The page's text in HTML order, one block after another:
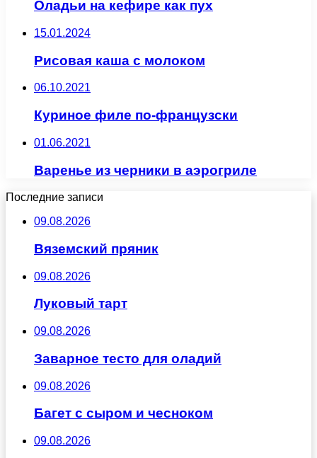
Оладьи на кефире как пух
15.01.2024
Рисовая каша с молоком
06.10.2021
Куриное филе по-французски
01.06.2021
Варенье из черники в аэрогриле
Последние записи
09.08.2026
Вяземский пряник
09.08.2026
Луковый тарт
09.08.2026
Заварное тесто для оладий
09.08.2026
Багет с сыром и чесноком
09.08.2026